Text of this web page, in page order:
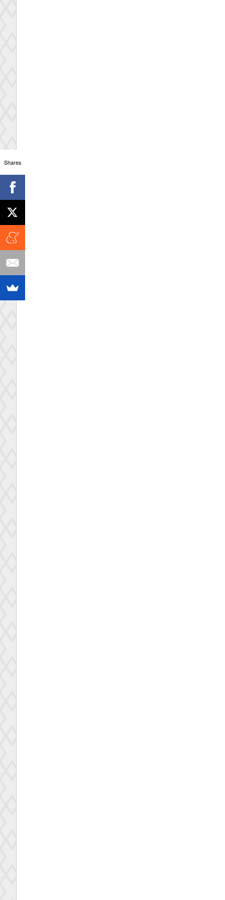
Shares